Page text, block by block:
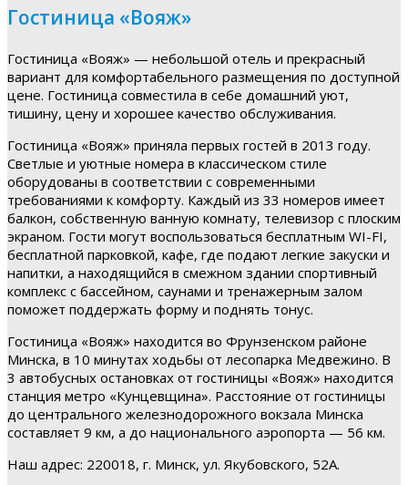
Гостиница «Вояж»
Гостиница «Вояж» — небольшой отель и прекрасный
вариант для комфортабельного размещения по доступной
цене. Гостиница совместила в себе домашний уют,
тишину, цену и хорошее качество обслуживания.
Гостиница «Вояж» приняла первых гостей в 2013 году.
Светлые и уютные номера в классическом стиле
оборудованы в соответствии с современными
требованиями к комфорту. Каждый из 33 номеров имеет
балкон, собственную ванную комнату, телевизор с плоским
экраном. Гости могут воспользоваться бесплатным WI-FI,
бесплатной парковкой, кафе, где подают легкие закуски и
напитки, а находящийся в смежном здании спортивный
комплекс с бассейном, саунами и тренажерным залом
поможет поддержать форму и поднять тонус.
Гостиница «Вояж» находится во Фрунзенском районе
Минска, в 10 минутах ходьбы от лесопарка Медвежино. В
3 автобусных остановках от гостиницы «Вояж» находится
станция метро «Кунцевщина». Расстояние от гостиницы
до центрального железнодорожного вокзала Минска
составляет 9 км, а до национального аэропорта — 56 км.
Наш адрес: 220018, г. Минск, ул. Якубовского, 52А.